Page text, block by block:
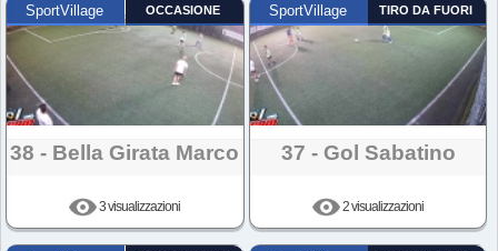
SportVillage OCCASIONE
38 - Bella Girata Marco
3 visualizzazioni
SportVillage TIRO DA FUORI
37 - Gol Sabatino
2 visualizzazioni